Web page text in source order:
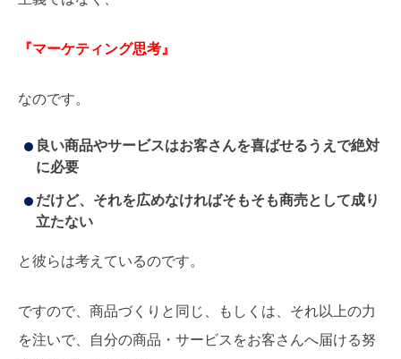
『マーケティング思考』
なのです。
良い商品やサービスはお客さんを喜ばせるうえで絶対
に必要
だけど、それを広めなければそもそも商売として成り
立たない
と彼らは考えているのです。
ですので、商品づくりと同じ、もしくは、それ以上の力
を注いで、自分の商品・サービスをお客さんへ届ける努